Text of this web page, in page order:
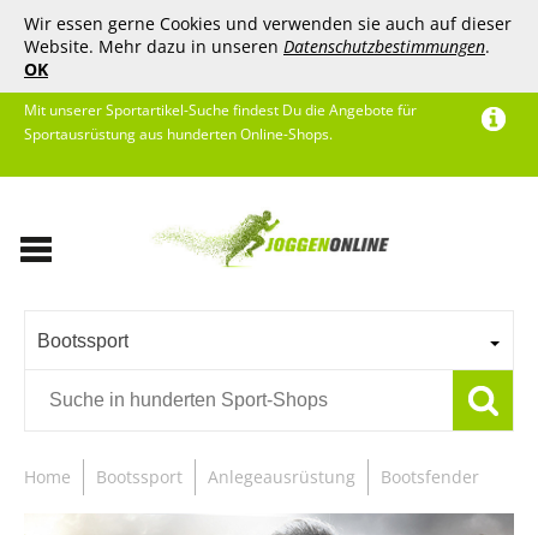
Wir essen gerne Cookies und verwenden sie auch auf dieser
Website. Mehr dazu in unseren Datenschutzbestimmungen.
OK
Mit unserer Sportartikel-Suche findest Du die Angebote für
Sportausrüstung aus hunderten Online-Shops.
Bootssport
Home Bootssport Anlegeausrüstung Bootsfender